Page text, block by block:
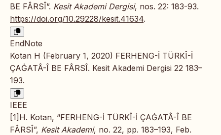
BE FÂRSÎ”. Kesit Akademi Dergisi, nos. 22: 183-93.
https://doi.org/10.29228/kesit.41634.
EndNote
Kotan H (February 1, 2020) FERHENG-İ TÜRKÎ-İ
ÇAĠATÂ-Î BE FÂRSÎ. Kesit Akademi Dergisi 22 183–
193.
IEEE
[1]H. Kotan, “FERHENG-İ TÜRKÎ-İ ÇAĠATÂ-Î BE
FÂRSÎ”, Kesit Akademi, no. 22, pp. 183–193, Feb.